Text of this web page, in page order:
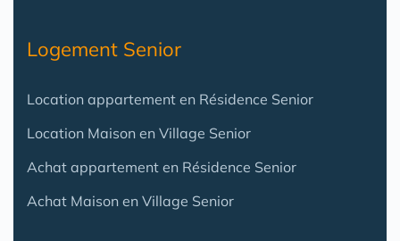
Logement Senior
Location appartement en Résidence Senior
Location Maison en Village Senior
Achat appartement en Résidence Senior
Achat Maison en Village Senior